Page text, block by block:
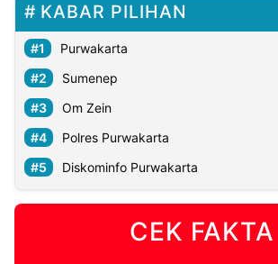
KABAR PILIHAN
Purwakarta
Sumenep
Om Zein
Polres Purwakarta
Diskominfo Purwakarta
CEK FAKTA